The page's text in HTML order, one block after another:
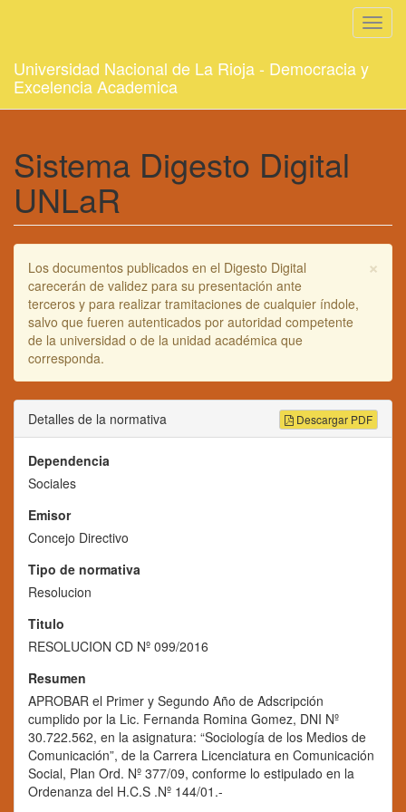
Universidad Nacional de La Rioja - Democracia y
Excelencia Academica
Sistema Digesto Digital
UNLaR
×
Los documentos publicados en el Digesto Digital
carecerán de validez para su presentación ante
terceros y para realizar tramitaciones de cualquier índole,
salvo que fueren autenticados por autoridad competente
de la universidad o de la unidad académica que
corresponda.
Detalles de la normativa Descargar PDF
Dependencia
Sociales
Emisor
Concejo Directivo
Tipo de normativa
Resolucion
Titulo
RESOLUCION CD Nº 099/2016
Resumen
APROBAR el Primer y Segundo Año de Adscripción
cumplido por la Lic. Fernanda Romina Gomez, DNI Nº
30.722.562, en la asignatura: “Sociología de los Medios de
Comunicación”, de la Carrera Licenciatura en Comunicación
Social, Plan Ord. Nº 377/09, conforme lo estipulado en la
Ordenanza del H.C.S .Nº 144/01.-